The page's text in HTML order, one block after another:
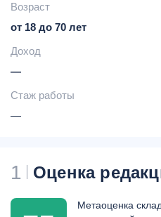
Возраст
от 18 до 70 лет
Доход
—
Стаж работы
—
1 Оценка
Метаоценка